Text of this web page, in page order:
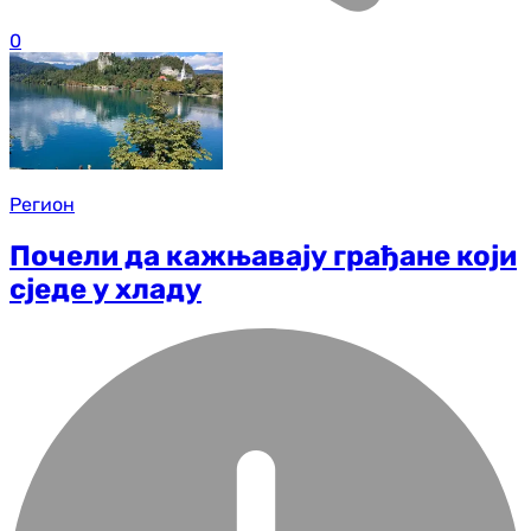
0
Регион
Почели да кажњавају грађане који
сједе у хладу